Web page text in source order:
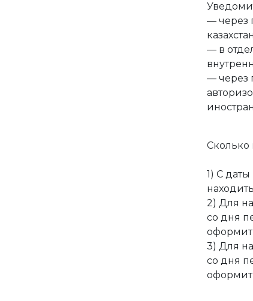
— через
— в
— через
Сколько
1) С
2) Для
со дня
3) Для
со дня